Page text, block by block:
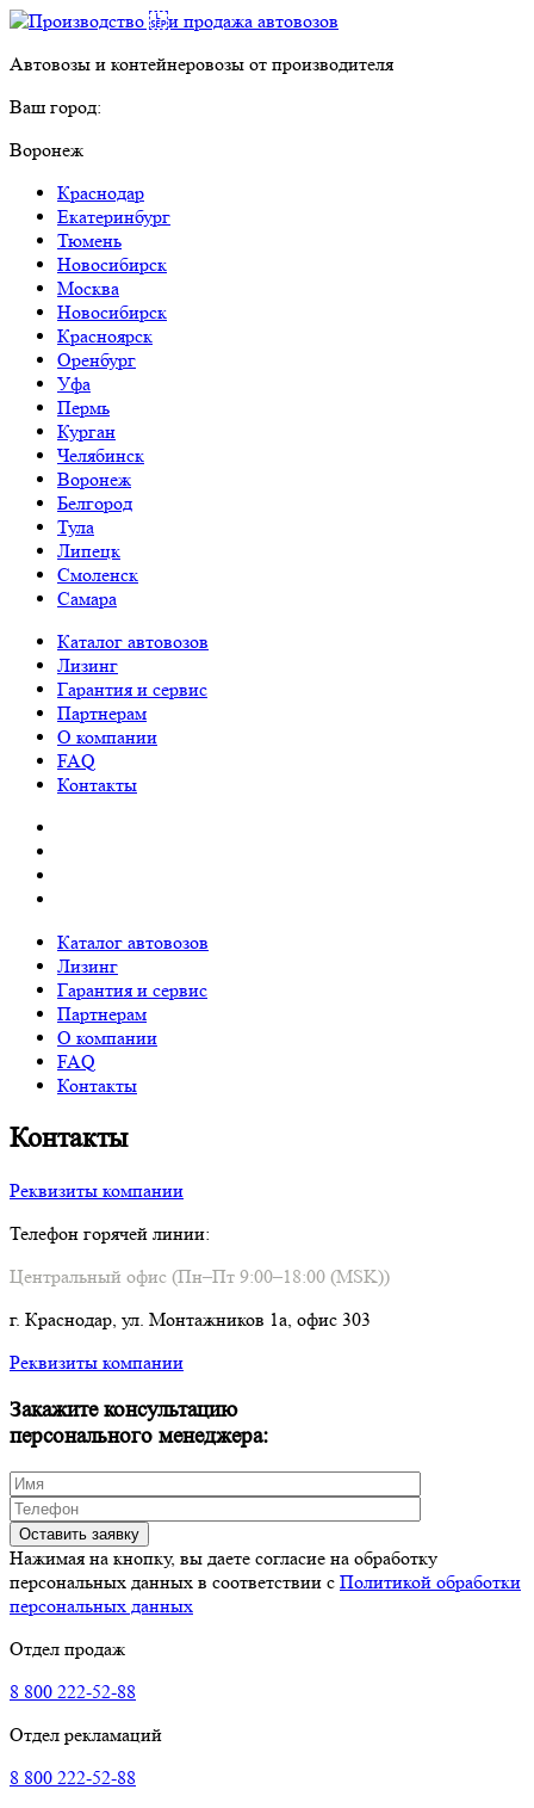
Автовозы и контейнеровозы от производителя
Ваш город:
Воронеж
Краснодар
Екатеринбург
Тюмень
Новосибирск
Москва
Новосибирск
Красноярск
Оренбург
Уфа
Пермь
Курган
Челябинск
Воронеж
Белгород
Тула
Липецк
Смоленск
Самара
Каталог автовозов
Лизинг
Гарантия и сервис
Партнерам
О компании
FAQ
Контакты
Каталог автовозов
Лизинг
Гарантия и сервис
Партнерам
О компании
FAQ
Контакты
Контакты
Реквизиты компании
Телефон горячей линии:
Центральный офис (Пн–Пт 9:00–18:00 (MSK))
г. Краснодар, ул. Монтажников 1а, офис 303
Реквизиты компании
Закажите консультацию
персонального менеджера:
Нажимая на кнопку, вы даете согласие на обработку
персональных данных в соответствии c Политикой обработки
персональных данных
Отдел продаж
8 800 222-52-88
Отдел рекламаций
8 800 222-52-88